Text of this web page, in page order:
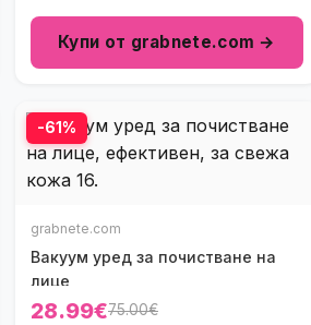
Купи от grabnete.com →
-61%
grabnete.com
Вакуум уред за почистване на
лице
28.99€75.00€